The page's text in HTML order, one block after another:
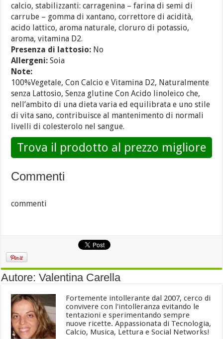
calcio, stabilizzanti: carragenina – farina di semi di
carrube – gomma di xantano, correttore di acidità,
acido lattico, aroma naturale, cloruro di potassio,
aroma, vitamina D2.
Presenza di lattosio: No
Allergeni: Soia
Note:
100%Vegetale, Con Calcio e Vitamina D2, Naturalmente
senza Lattosio, Senza glutine Con Acido linoleico che,
nell’ambito di una dieta varia ed equilibrata e uno stile
di vita sano, contribuisce al mantenimento di normali
livelli di colesterolo nel sangue.
Trova il prodotto al prezzo migliore
Commenti
commenti
Autore: Valentina Carella
Fortemente intollerante dal 2007, cerco di
convivere con l'intolleranza evitando le
tentazioni e sperimentando sempre
nuove ricette. Appassionata di Tecnologia,
Calcio, Musica, Lettura e Social Networks!